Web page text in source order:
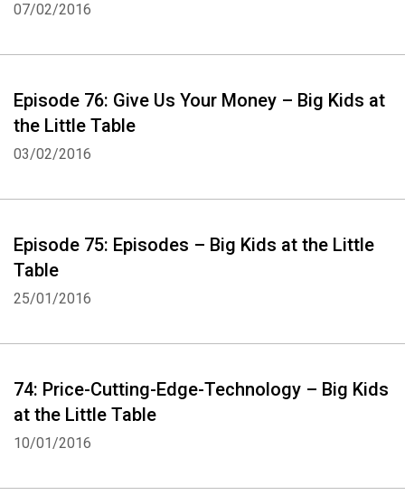
07/02/2016
Episode 76: Give Us Your Money – Big Kids at
the Little Table
03/02/2016
Episode 75: Episodes – Big Kids at the Little
Table
25/01/2016
74: Price-Cutting-Edge-Technology – Big Kids
at the Little Table
10/01/2016